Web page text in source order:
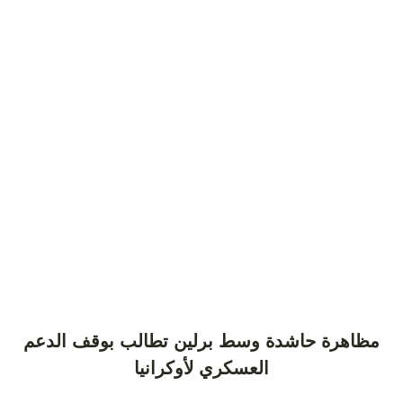
مظاهرة حاشدة وسط برلين تطالب بوقف الدعم
العسكري لأوكرانيا